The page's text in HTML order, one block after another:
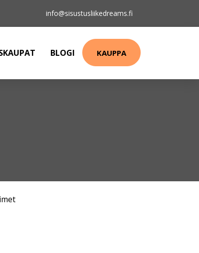
info@sisustusliikedreams.fi
BLOGI KAUPPA